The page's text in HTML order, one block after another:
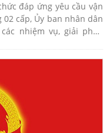
đáp ứng yêu cầu vận
cấp, Ủy ban nhân dân
nhiệm vụ, giải pháp